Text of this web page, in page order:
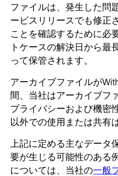
ファイルは、発生した問
ービスリリースでも修正
ことを確認するために必
トケースの解決日から最
って保管されます。
アーカイブファイルが
間、当社はアーカイブフ
プライバシーおよび機密
以外での使用または共有
上記に定める主なデータ
要が生じる可能性のある
については、当社の一般